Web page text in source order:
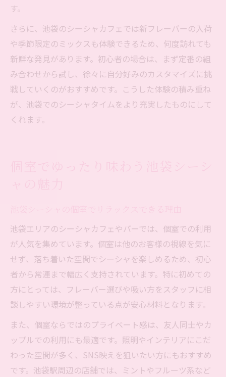
す。
さらに、池袋のシーシャカフェでは新フレーバーの入荷
や季節限定のミックスも体験できるため、何度訪れても
新鮮な発見があります。初心者の場合は、まず定番の組
み合わせから試し、徐々に自分好みのカスタマイズに挑
戦していくのがおすすめです。こうした体験の積み重ね
が、池袋でのシーシャタイムをより充実したものにして
くれます。
池袋エリアのシーシャカフェやバーでは、個室での利用
が人気を集めています。個室は他のお客様の視線を気に
せず、落ち着いた空間でシーシャを楽しめるため、初心
者から常連まで幅広く支持されています。特に初めての
方にとっては、フレーバー選びや吸い方をスタッフに相
談しやすい環境が整っている点が安心材料となります。
また、個室ならではのプライベート感は、友人同士やカ
ップルでの利用にも最適です。照明やインテリアにこだ
わった空間が多く、SNS映えを狙いたい方にもおすすめ
です。池袋駅周辺の店舗では、ミントやフルーツ系など